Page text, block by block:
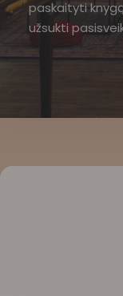
paskaityti
užsukti